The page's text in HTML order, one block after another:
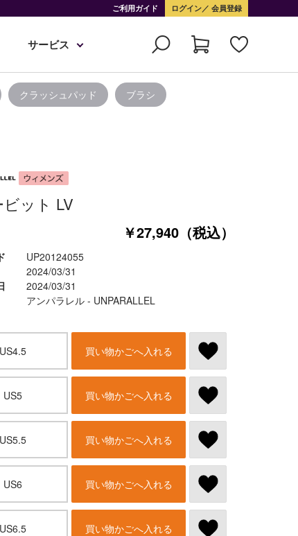
ご利用ガイド ログイン 会員登録
サービス
クラッシュパッド ブラシ
ット LV
￥27,940（税込）
UP20124055
2024/03/31
2024/03/31
アンパラレル - UNPARALLEL
US4.5 買い物かごへ入れる
US5 買い物かごへ入れる
US5.5 買い物かごへ入れる
US6 買い物かごへ入れる
US6.5 買い物かごへ入れる